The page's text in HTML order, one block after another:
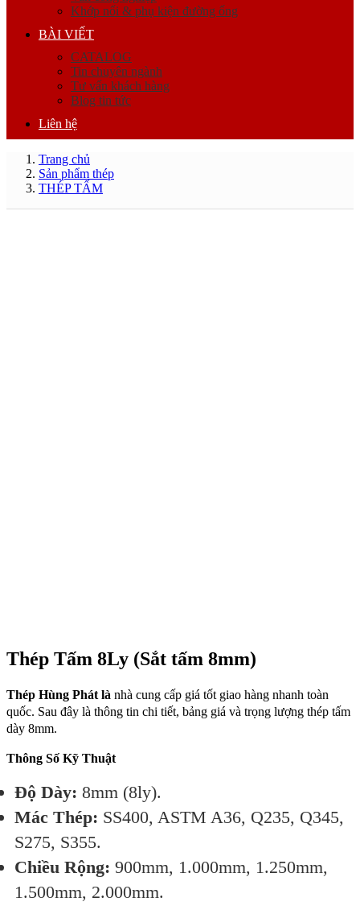
Khớp nối & phụ kiện đường ống
BÀI VIẾT
CATALOG
Tin chuyên ngành
Tư vấn khách hàng
Blog tin tức
Liên hệ
Trang chủ
Sản phẩm thép
THÉP TẤM
Thép Tấm 8Ly (Sắt tấm 8mm)
Thép Hùng Phát là nhà cung cấp giá tốt giao hàng nhanh toàn
quốc. Sau đây là thông tin chi tiết, bảng giá và trọng lượng thép tấm
dày 8mm.
Thông Số Kỹ Thuật
Độ Dày: 8mm (8ly).
Mác Thép: SS400, ASTM A36, Q235, Q345,
S275, S355.
Chiều Rộng: 900mm, 1.000mm, 1.250mm,
1.500mm, 2.000mm.